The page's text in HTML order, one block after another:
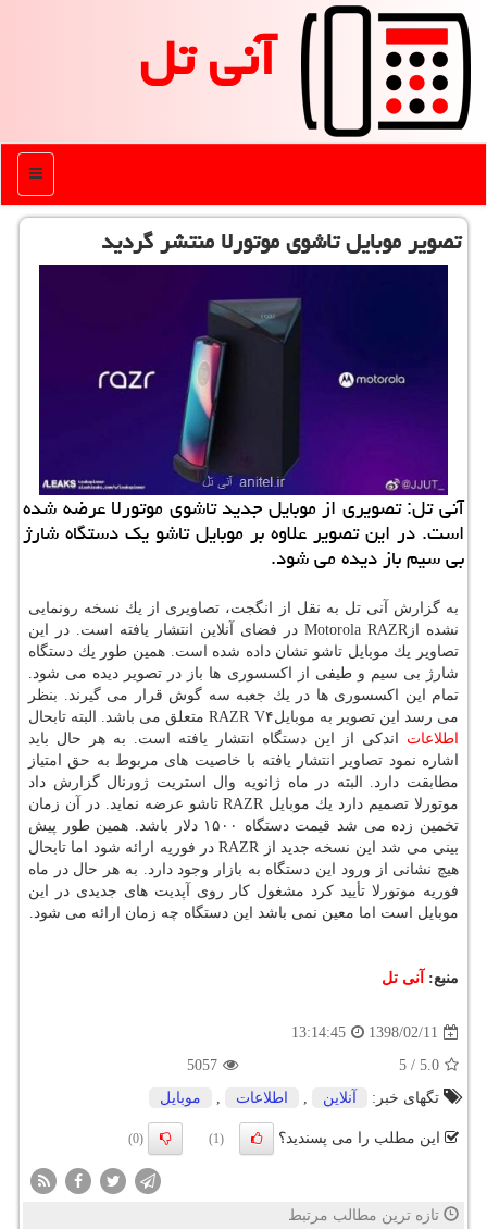
آنی تل
منو
تصویر موبایل تاشوی موتورلا منتشر گردید
آنی تل: تصویری از موبایل جدید تاشوی موتورلا عرضه شده
است. در این تصویر علاوه بر موبایل تاشو یك دستگاه شارژ
بی سیم باز دیده می شود.
به گزارش آنی تل به نقل از انگجت، تصاویری از یك نسخه رونمایی
نشده ازMotorola RAZR در فضای آنلاین انتشار یافته است. در این
تصاویر یك موبایل تاشو نشان داده شده است. همین طور یك دستگاه
شارژ بی سیم و طیفی از اكسسوری ها باز در تصویر دیده می شود.
تمام این اكسسوری ها در یك جعبه سه گوش قرار می گیرند. بنظر
می رسد این تصویر به موبایلRAZR V۴ متعلق می باشد. البته تابحال
اطلاعات اندكی از این دستگاه انتشار یافته است. به هر حال باید
اشاره نمود تصاویر انتشار یافته با خاصیت های مربوط به حق امتیاز
مطابقت دارد. البته در ماه ژانویه وال استریت ژورنال گزارش داد
موتورلا تصمیم دارد یك موبایل RAZR تاشو عرضه نماید. در آن زمان
تخمین زده می شد قیمت دستگاه ۱۵۰۰ دلار باشد. همین طور پیش
بینی می شد این نسخه جدید از RAZR در فوریه ارائه شود اما تابحال
هیچ نشانی از ورود این دستگاه به بازار وجود دارد. به هر حال در ماه
فوریه موتورلا تأیید كرد مشغول كار روی آپدیت های جدیدی در این
موبایل است اما معین نمی باشد این دستگاه چه زمان ارائه می شود.
منبع: آنی تل
1398/02/11
13:14:45
5.0
/
5
5057
تگهای خبر:
آنلاین , اطلاعات , موبایل
این مطلب را می پسندید؟ (1)
(0)
تازه ترین مطالب مرتبط